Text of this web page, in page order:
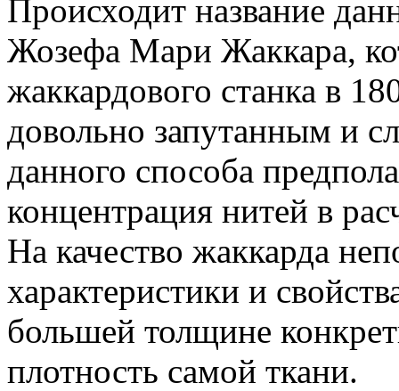
Происходит название
Жозефа Мари Жаккара,
жаккардового станка в
довольно запутанным и
данного способа
концентрация нитей в
На качество жаккарда
характеристики и
большей толщине
плотность самой ткани.